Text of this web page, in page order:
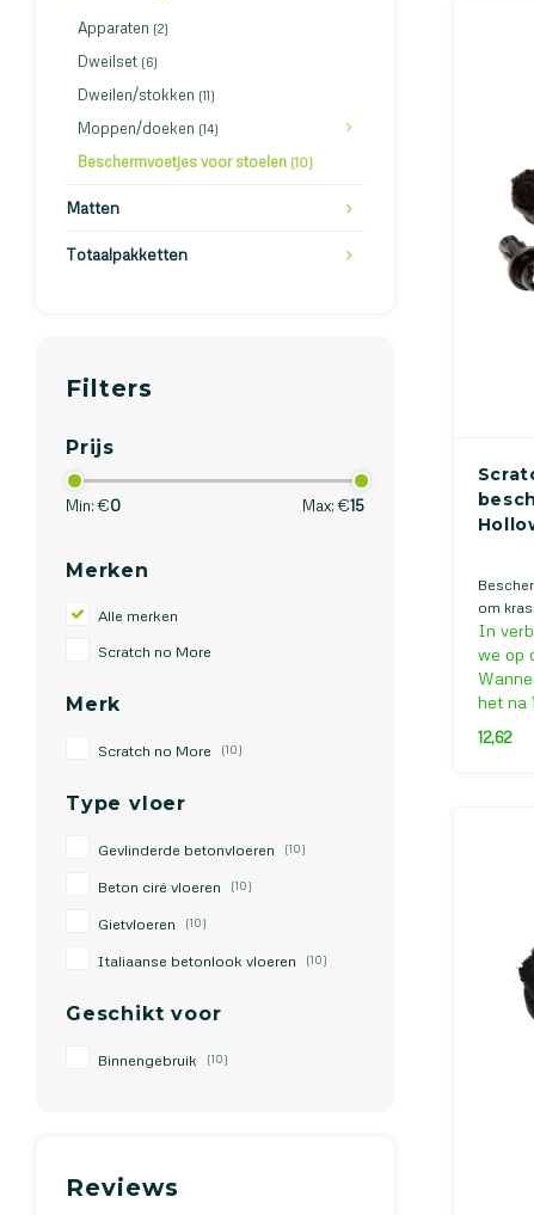
Apparaten (2)
Dweilset (6)
Dweilen/stokken (11)
Moppen/doeken (14)
Beschermvoetjes voor stoelen (10)
Matten
Totaalpakketten
Filters
Prijs
Min: €0 Max: €15
Merken
Alle merken
Scratch no More
Merk
Scratch no More (10)
Type vloer
Gevlinderde betonvloeren (10)
Beton ciré vloeren (10)
Gietvloeren (10)
Italiaanse betonlook vloeren (10)
Geschikt voor
Binnengebruik (10)
Reviews
om
gaan
ciré
In
we op
het na
12,62